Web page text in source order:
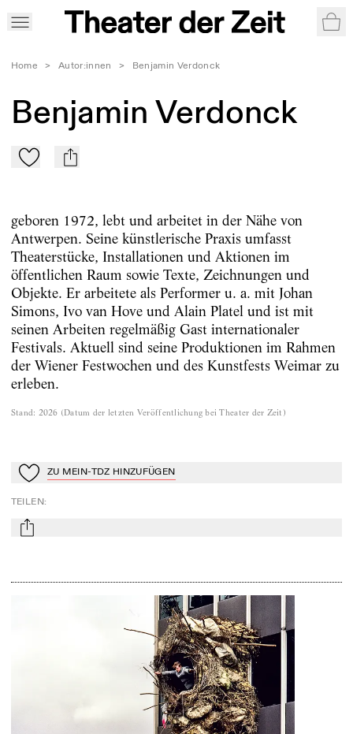
Home > Autor:innen > Benjamin Verdonck
Benjamin Verdonck
Zu Mein-TdZ hinzufügen
mail
geboren 1972, lebt und arbeitet in der Nähe von
Antwerpen. Seine künstlerische Praxis umfasst
Theaterstücke, Installationen und Aktionen im
öffentlichen Raum sowie Texte, Zeichnungen und
Objekte. Er arbeitete als Performer u. a. mit Johan
Simons, Ivo van Hove und Alain Platel und ist mit
seinen Arbeiten regelmäßig Gast internationaler
Festivals. Aktuell sind seine Produktionen im Rahmen
der Wiener Festwochen und des Kunstfests Weimar zu
erleben.
Stand: 2026 (Datum der letzten Veröffentlichung bei Theater der Zeit )
Zu Mein-TdZ hinzufügen
ZU MEIN-TDZ HINZUFÜGEN
TEILEN:
mail